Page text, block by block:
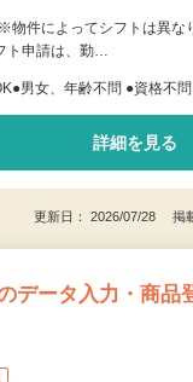
件によってシフトは異な
ト申請は、勤…
男女、年齢不問 ●資格不問
詳細を見る
更新日： 2026/07/28 掲
データ入力・商品